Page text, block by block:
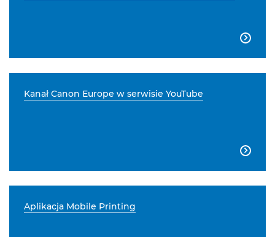

Kanał Canon Europe w serwisie YouTube

Aplikacja Mobile Printing